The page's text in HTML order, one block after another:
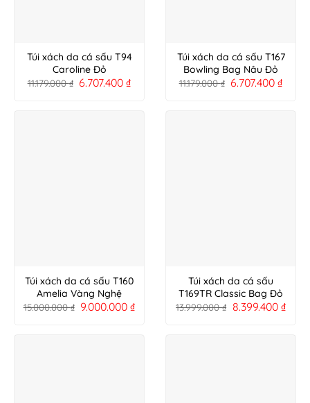
Túi xách da cá sấu T94
Caroline Đỏ
11.179.000₫ 6.707.400₫
Túi xách da cá sấu T167
Bowling Bag Nâu Đỏ
11.179.000₫ 6.707.400₫
Túi xách da cá sấu T160
Amelia Vàng Nghệ
15.000.000₫ 9.000.000₫
Túi xách da cá sấu
T169TR Classic Bag Đỏ
13.999.000₫ 8.399.400 ₫